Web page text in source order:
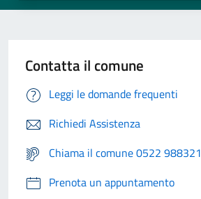
Contatta il comune
Leggi le domande frequenti
Richiedi Assistenza
Chiama il comune 0522 988321
Prenota un appuntamento